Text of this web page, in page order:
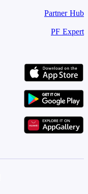
Partner Hub
PF Expert